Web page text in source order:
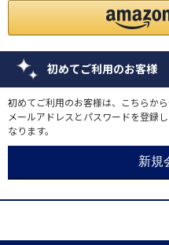
初めてご利用のお客様
初めてご利用のお客様は、こちらか
メールアドレスとパスワードを登録
なります。